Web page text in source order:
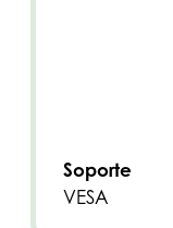
Soporte
VESA